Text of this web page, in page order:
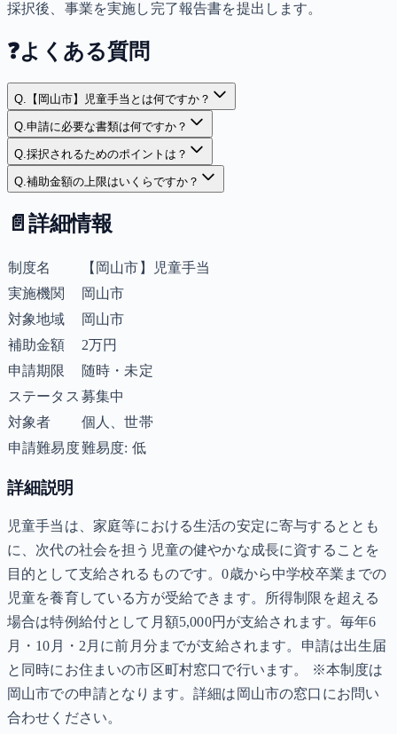
採択後、事業を実施し完了報告書を提出します。
❓よくある質問
Q. 【岡山市】児童手当とは何ですか？
Q.申請に必要な書類は何ですか？
Q.採択されるためのポイントは？
Q.補助金額の上限はいくらですか？
📄 詳細情報
制度名
【岡山市】児童手当
実施機関
岡山市
対象地域
岡山市
補助金額
2万円
申請期限
随時・未定
ステータス 募集中
対象者
個人、世帯
申請難易度難易度: 低
詳細説明
児童手当は、家庭等における生活の安定に寄与するととも
に、次代の社会を担う児童の健やかな成長に資することを
目的として支給されるものです。0歳から中学校卒業までの
児童を養育している方が受給できます。所得制限を超える
場合は特例給付として月額5,000円が支給されます。毎年6
月・10月・2月に前月分までが支給されます。申請は出生届
と同時にお住まいの市区町村窓口で行います。 ※本制度は
岡山市での申請となります。詳細は岡山市の窓口にお問い
合わせください。